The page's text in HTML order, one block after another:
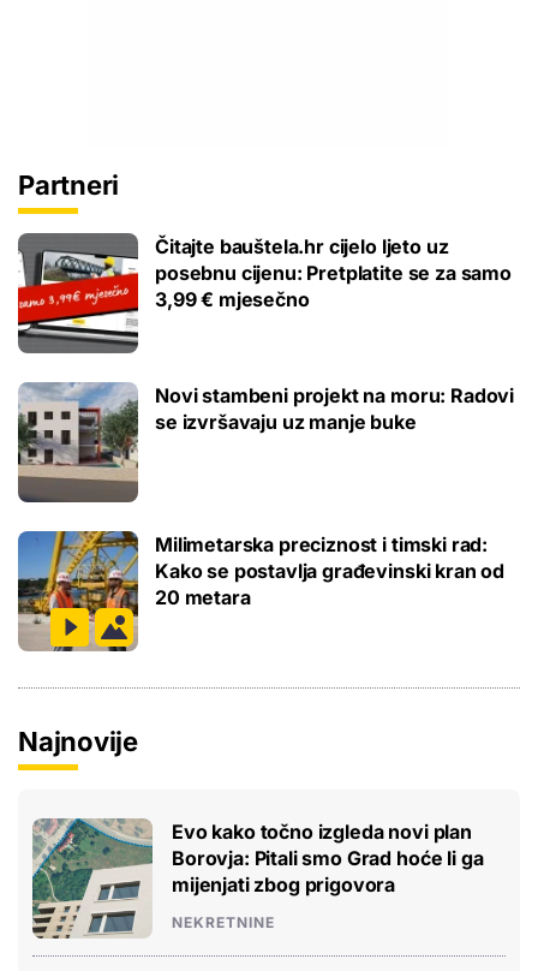
Partneri
Čitajte bauštela.hr cijelo ljeto uz
posebnu cijenu: Pretplatite se za samo
3,99 € mjesečno
Novi stambeni projekt na moru: Radovi
se izvršavaju uz manje buke
Milimetarska preciznost i timski rad:
Kako se postavlja građevinski kran od
20 metara
Najnovije
Evo kako točno izgleda novi plan
Borovja: Pitali smo Grad hoće li ga
mijenjati zbog prigovora
NEKRETNINE